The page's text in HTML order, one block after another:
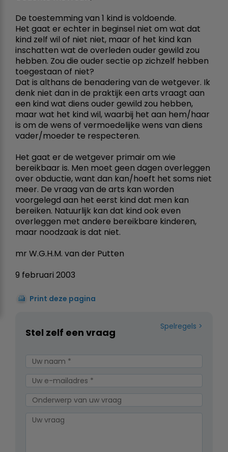
De toestemming van 1 kind is voldoende.
Het gaat er echter in beginsel niet om wat dat
kind zelf wil of niet niet, maar of het kind kan
inschatten wat de overleden ouder gewild zou
hebben. Zou die ouder sectie op zichzelf hebben
toegestaan of niet?
Dat is althans de benadering van de wetgever. Ik
denk niet dan in de praktijk een arts vraagt aan
een kind wat diens ouder gewild zou hebben,
maar wat het kind wil, waarbij het aan hem/haar
is om de wens of vermoedelijke wens van diens
vader/moeder te respecteren.
Het gaat er de wetgever primair om wie
bereikbaar is. Men moet geen dagen overleggen
over obductie, want dan kan/hoeft het soms niet
meer. De vraag van de arts kan worden
voorgelegd aan het eerst kind dat men kan
bereiken. Natuurlijk kan dat kind ook even
overleggen met andere bereikbare kinderen,
maar noodzaak is dat niet.
mr W.G.H.M. van der Putten
9 februari 2003
Print deze pagina
Spelregels
Stel zelf een vraag